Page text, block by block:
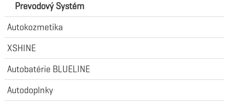
Prevodový Systém
Autokozmetika
XSHINE
Autobatérie BLUELINE
Autodoplnky